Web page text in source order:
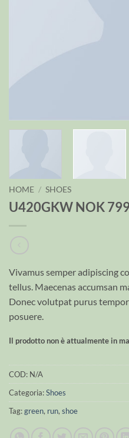
HOME / SHOES
U420GKW NOK
Vivamus semper adipiscing
tellus. Maecenas accumsan
Donec volutpat purus
posuere.
Il prodotto non è attualmente in
COD: N/A
Categoria:Shoes
Tag:green, run, shoe